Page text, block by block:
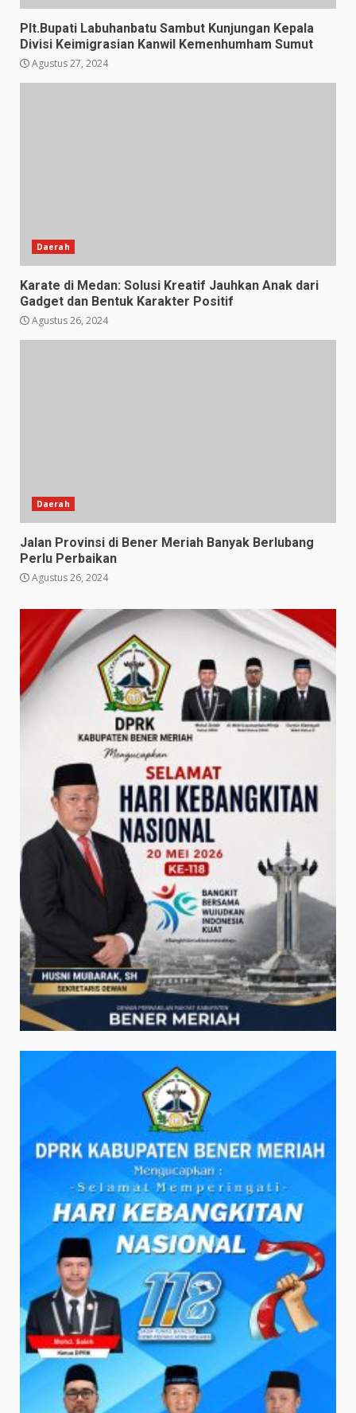
Plt.Bupati Labuhanbatu Sambut Kunjungan Kepala
Divisi Keimigrasian Kanwil Kemenhumham Sumut
Agustus 27, 2024
Daerah
Karate di Medan: Solusi Kreatif Jauhkan Anak dari
Gadget dan Bentuk Karakter Positif
Agustus 26, 2024
Daerah
Jalan Provinsi di Bener Meriah Banyak Berlubang
Perlu Perbaikan
Agustus 26, 2024